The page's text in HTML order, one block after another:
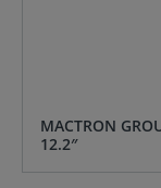
MACTRON
12.2″